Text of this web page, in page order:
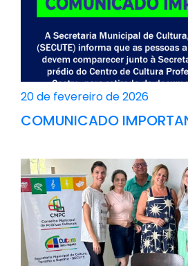
20 de fevereiro de 2026
COMUNICADO